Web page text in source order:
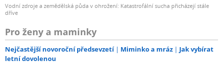
Vodní zdroje a zemědělská půda v ohrožení: Katastrofální sucha přicházejí stále
dříve
Pro ženy a maminky
Nejčastější novoroční předsevzetí Miminko a mráz
Jak vybírat
letní dovolenou